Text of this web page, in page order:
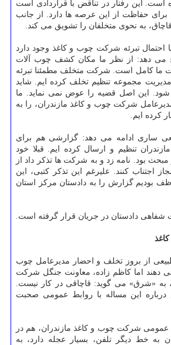
است. این رفتار در تناقض با قراردادی است
برای حفاظت از این عرصه ها دارد. از جانب
قاچاق، به نحوی متخلفان را تشویق می كند.
احتمال تبرئه شركت چوب و كاغذ وجود دارد
می دهد: از نظر ما مكان كشف چوب آلات
كامل است. شركت متخلف مطمئنا تبرئه
مجموعه تنظیم تخلف كرده ایم. شاید
این اصل قضیه را عوض نمی نماید. ما
شركت چوب و كاغذ مازندران، را به
كرده ایم.
ساری ادامه می دهد: گزارشی هم برای
تنظیم و ارسال كرده ایم. قبلا خود
مبحث بود. نامه زد و به شركت ها تذكر داد از
اجتناب كنند. علیرغم این تذكر كتبی، این
بودیم گزارش را به دادستان مركز استان
دادستان در جریان قرار گرفته است.
از بروز تخلف و احضار مدیرعامل چوب
دهند اما كاظم زاده، معاونت جنگل شركت
به «شرق» می گوید: قاچاقی در كار نیست.
درباره این مساله با روابط عمومی صحبت
عمومی شركت چوب و كاغذ مازندران، هم در
به خط دیگر تلفن، بسیار عجله دارد، به